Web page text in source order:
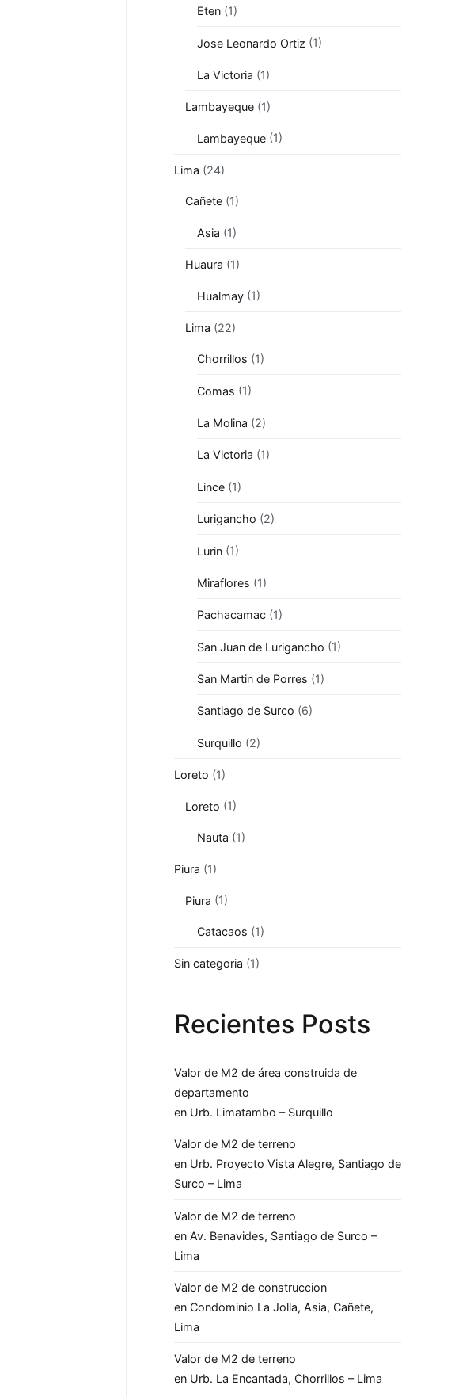
Eten(1)
Jose Leonardo Ortiz (1)
La Victoria (1)
Lambayeque (1)
Lambayeque(1)
Lima (24)
Cañete (1)
Asia (1)
Huaura (1)
Hualmay(1)
Lima (22)
Chorrillos (1)
Comas (1)
La Molina (2)
La Victoria (1)
Lince(1)
Lurigancho (2)
Lurin(1)
Miraflores (1)
Pachacamac(1)
San Juan de Lurigancho (1)
San Martin de Porres (1)
Santiago de Surco (6)
Surquillo (2)
Loreto (1)
Loreto (1)
Nauta (1)
Piura (1)
Piura (1)
Catacaos (1)
Sin categoria (1)
Recientes Posts
Valor de M2 de área construida de
departamento
en Urb. Limatambo – Surquillo
Valor de M2 de terreno
en Urb. Proyecto Vista Alegre, Santiago de
Surco – Lima
Valor de M2 de terreno
en Av. Benavides, Santiago de Surco –
Lima
Valor de M2 de construccion
en Condominio La Jolla, Asia, Cañete,
Lima
Valor de M2 de terreno
en Urb. La Encantada, Chorrillos – Lima